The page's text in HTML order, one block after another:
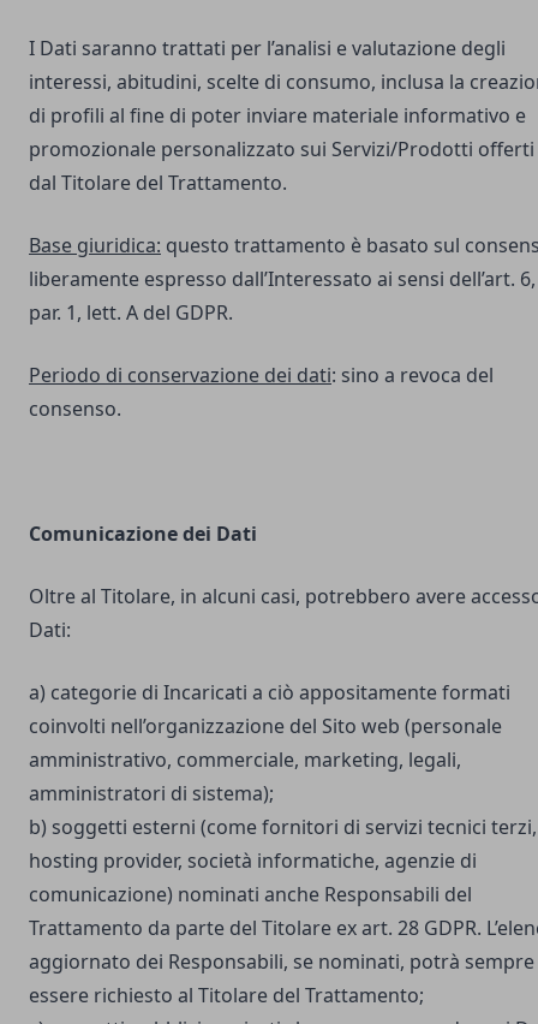
I Dati saranno trattati per l’analisi e valutazione degli
interessi, abitudini, scelte di consumo, inclusa la
di profili al fine di poter inviare materiale informativo e
promozionale personalizzato sui Servizi/Prodotti offerti
dal Titolare del Trattamento.
Base giuridica: questo trattamento è basato sul
liberamente espresso dall’Interessato ai sensi dell’art. 6,
par. 1, lett. A del GDPR.
Periodo di conservazione dei dati: sino a revoca del
consenso.
Comunicazione dei Dati
Oltre al Titolare, in alcuni casi, potrebbero avere
Dati:
a) categorie di Incaricati a ciò appositamente formati
coinvolti nell’organizzazione del Sito web (personale
amministrativo, commerciale, marketing, legali,
amministratori di sistema);
b) soggetti esterni (come fornitori di servizi tecnici terzi,
hosting provider, società informatiche, agenzie di
comunicazione) nominati anche Responsabili del
Trattamento da parte del Titolare ex art. 28 GDPR.
aggiornato dei Responsabili, se nominati, potrà sempre
essere richiesto al Titolare del Trattamento;